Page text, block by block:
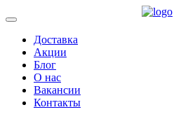
Доставка
Акции
Блог
О нас
Вакансии
Контакты